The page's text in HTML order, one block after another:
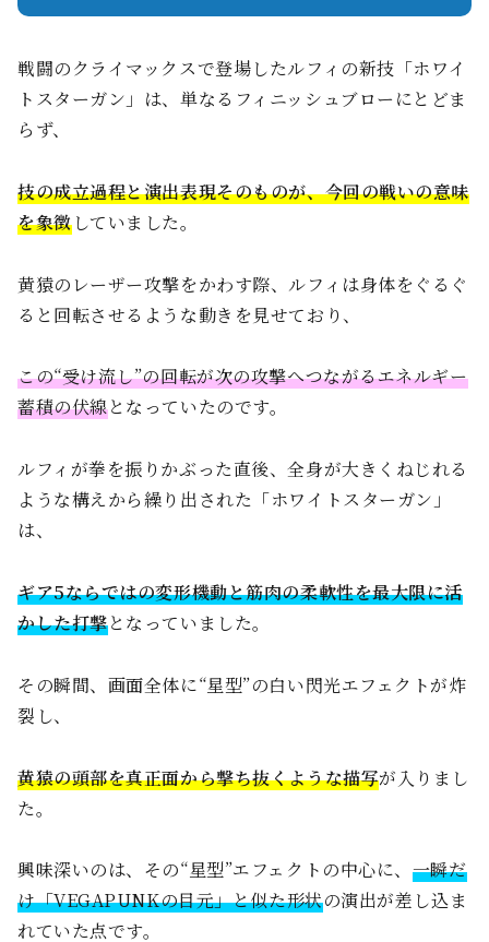
戦闘のクライマックスで登場したルフィの新技「ホワイ
トスターガン」は、単なるフィニッシュブローにとどま
らず、
技の成立過程と演出表現そのものが、今回の戦いの意味
を象徴していました。
黄猿のレーザー攻撃をかわす際、ルフィは身体をぐるぐ
ると回転させるような動きを見せており、
この“受け流し”の回転が次の攻撃へつながるエネルギー
蓄積の伏線となっていたのです。
ルフィが拳を振りかぶった直後、全身が大きくねじれる
ような構えから繰り出された「ホワイトスターガン」
は、
ギア5ならではの変形機動と筋肉の柔軟性を最大限に活
かした打撃となっていました。
その瞬間、画面全体に“星型”の白い閃光エフェクトが炸
裂し、
黄猿の頭部を真正面から撃ち抜くような描写が入りまし
た。
興味深いのは、その“星型”エフェクトの中心に、 一瞬だ
け「VEGAPUNKの目元」と似た形状の演出が差し込ま
れていた点です。